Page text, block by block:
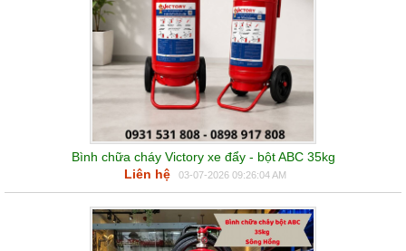
Bình chữa cháy Victory xe đẩy - bột ABC 35kg
Liên hệ
03-07-2026 09:26:04 AM